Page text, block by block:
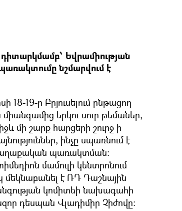
Եվրամիության
նշմարվում է
18-19-ը Բրյուսելում ընթացող
երկու սուր թեմաներ,
մի շարք հարցերի շուրջ ի
ինչը սպառնում է
պառակտման:
մամուլի կենտրոնում
մեկնաբանել է ՌԴ Դաշնային
կոմիտեի նախագահի
դեսպան Վլադիմիր Չիժովը: